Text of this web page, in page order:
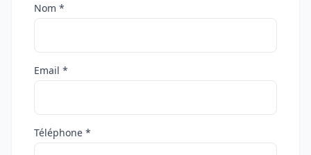
Nom *
Email *
Téléphone *